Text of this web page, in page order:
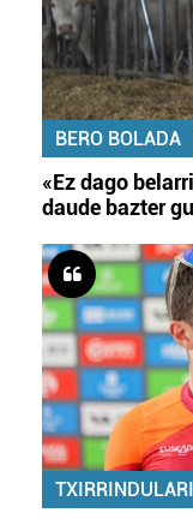
BERO BOLADA
«Ez dago
daude bazter